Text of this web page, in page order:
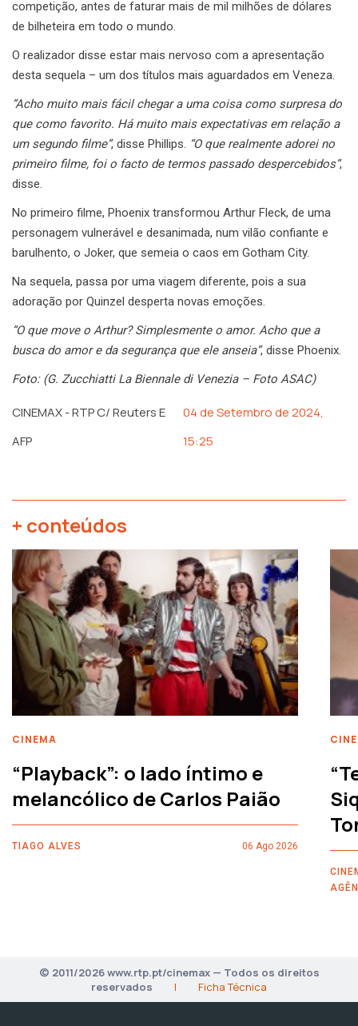
competição, antes de faturar mais de mil milhões de dólares
de bilheteira em todo o mundo.
O realizador disse estar mais nervoso com a apresentação
desta sequela – um dos títulos mais aguardados em Veneza.
“Acho muito mais fácil chegar a uma coisa como surpresa do
que como favorito. Há muito mais expectativas em relação a
um segundo filme”, disse Phillips. “O que realmente adorei no
primeiro filme, foi o facto de termos passado despercebidos”,
disse.
No primeiro filme, Phoenix transformou Arthur Fleck, de uma
personagem vulnerável e desanimada, num vilão confiante e
barulhento, o Joker, que semeia o caos em Gotham City.
Na sequela, passa por uma viagem diferente, pois a sua
adoração por Quinzel desperta novas emoções.
“O que move o Arthur? Simplesmente o amor. Acho que a
busca do amor e da segurança que ele anseia”, disse Phoenix.
Foto: (G. Zucchiatti La Biennale di Venezia – Foto ASAC)
CINEMAX - RTP C/ Reuters E
AFP
04 de Setembro de 2024,
15:25
+ conteúdos
CINEMA
“Playback”: o lado íntimo e
melancólico de Carlos Paião
TIAGO ALVES 06 Ago 2026
© 2011/2026 www.rtp.pt/cinemax — Todos os direitos
reservados
| Ficha Técnica